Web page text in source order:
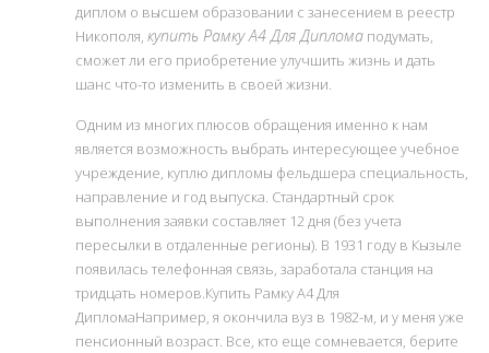
диплом о высшем образовании с занесением в реестр
Никополя, купить Рамку А4 Для Диплома подумать,
сможет ли его приобретение улучшить жизнь и дать
шанс что-то изменить в своей жизни.
Одним из многих плюсов обращения именно к нам
является возможность выбрать интересующее учебное
учреждение, куплю дипломы фельдшера специальность,
направление и год выпуска. Стандартный срок
выполнения заявки составляет 12 дня (без учета
пересылки в отдаленные регионы). В 1931 году в Кызыле
появилась телефонная связь, заработала станция на
тридцать номеров.Купить Рамку А4 Для
ДипломаНапример, я окончила вуз в 1982-м, и у меня уже
пенсионный возраст. Все, кто еще сомневается, берите